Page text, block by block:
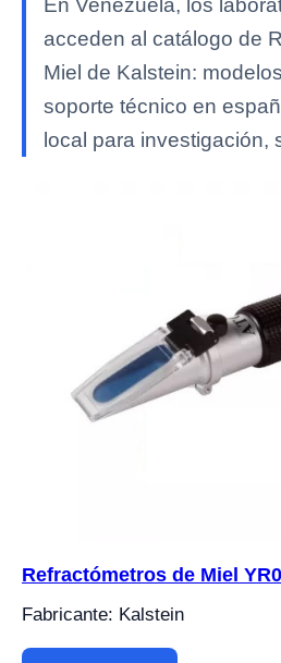
En Venezuela, los
acceden al catálogo de
Miel de Kalstein:
soporte técnico en
local para investigación,
Refractómetros de Miel
Fabricante: Kalstein